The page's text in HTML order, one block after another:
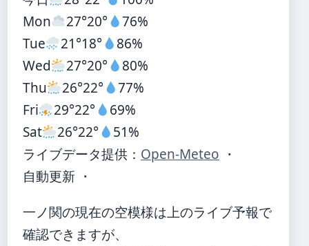
Mon
27°20°
76%
Tue
21°18°
86%
Wed
27°20°
80%
Thu
26°22°
77%
Fri
29°22°
69%
Sat
26°22°
51%
ライブデータ提供： Open-Meteo ・
自動更新 ・
一ノ関の現在の空模様は上のライブ予報で
確認できますが、